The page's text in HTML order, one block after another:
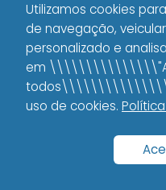
Esse método me
2020, quando
entender uma
automatizada. Foi
tecnologia
Utilizamos cookies
de navegação,
personalizado e
em
todos\\\\\\\\\\\\\\\",
uso de cookies.